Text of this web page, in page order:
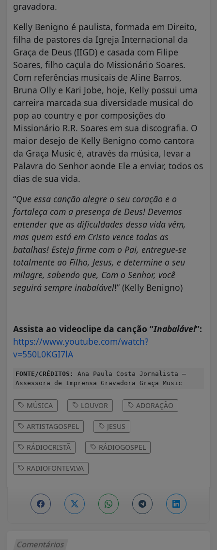
gravadora.
Kelly Benigno é paulista, formada em Direito,
filha de pastores da Igreja Internacional da
Graça de Deus (IIGD) e casada com Filipe
Soares, filho caçula do Missionário Soares.
Com referências musicais de Aline Barros,
Bruna Olly e Kari Jobe, hoje, Kelly possui uma
carreira marcada sua diversidade musical do
pop ao country e por composições do
Missionário R.R. Soares em sua discografia. O
maior desejo de Kelly Benigno como cantora
da Graça Music é, através da música, levar a
Palavra do Senhor aonde Ele a enviar, todos os
dias de sua vida.
“Que essa canção alegre o seu coração e o
fortaleça com a presença de Deus! Devemos
entender que as dificuldades dessa vida vêm,
mas quem está em Cristo vence todas as
batalhas! Esteja firme com o Pai, entregue-se
totalmente ao Filho, Jesus, e determine o seu
milagre, sabendo que, Com o Senhor, você
seguirá sempre inabalável!” (Kelly Benigno)
Assista ao videoclipe da canção “Inabalável”:
https://www.youtube.com/watch?
v=550L0KGI7lA
FONTE/CRÉDITOS:
Ana Paula Costa Jornalista –
Assessora de Imprensa Gravadora Graça Music
MÚSICA LOUVOR ADORAÇÃO
ARTISTAGOSPEL JESUS
RÁDIOCRISTÃ RÁDIOGOSPEL
RADIOFONTEVIVA
Comentários